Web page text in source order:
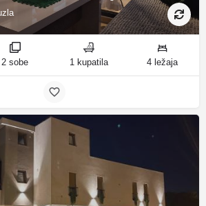
2 sobe 1 kupatila 4 ležaja